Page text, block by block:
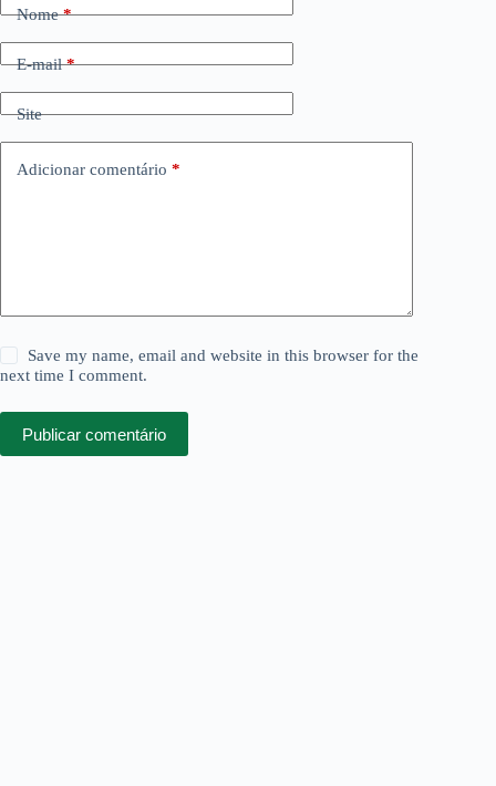
Nome*
E-mail*
Site
Adicionar comentário *
Save my name, email and website in this browser for the
next time I comment.
Publicar comentário